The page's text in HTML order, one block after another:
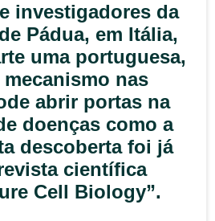
investigadores da
Pádua, em Itália,
uma portuguesa,
nas
abrir portas na
doenças como a
descoberta foi já
científica
Cell Biology”.